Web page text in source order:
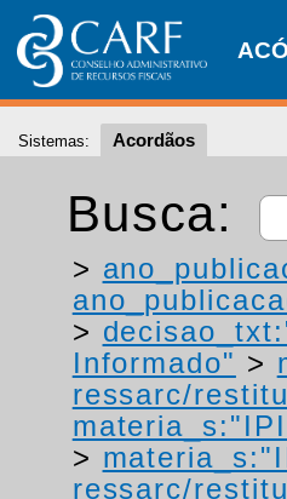
Sistemas: Acordãos
Busca:
>
>
Informado" >
ressarc/
>
ressarc/